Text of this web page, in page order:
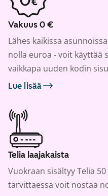
Vakuus 0 €
Lähes kaikissa
nolla euroa - voit käyttää
vaikkapa uuden kodin
Lue lisää
Telia laajakaista
Vuokraan sisältyy Telia
tarvittaessa voit nostaa